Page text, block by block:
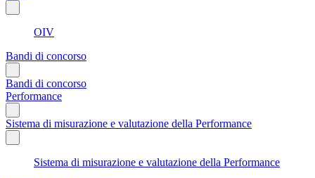
OIV
Bandi di concorso
Bandi di concorso
Performance
Sistema di misurazione e valutazione della Performance
Sistema di misurazione e valutazione della Performance